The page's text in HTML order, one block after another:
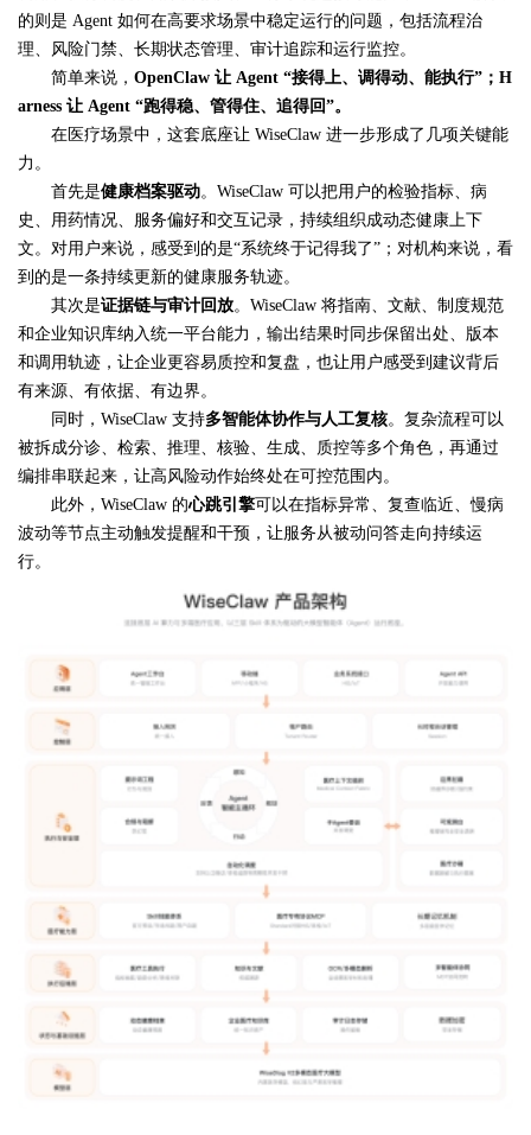
的则是 Agent 如何在高要求场景中稳定运行的问题，包括流程治
理、风险门禁、长期状态管理、审计追踪和运行监控。
简单来说， OpenClaw 让 Agent “接得上、调得动、能执行” ； H
arness 让 Agent “跑得稳、管得住、追得回”。
在医疗场景中，这套底座让 WiseClaw 进一步形成了几项关键能
力。
首先是健康档案驱动。WiseClaw 可以把用户的检验指标、病
史、用药情况、服务偏好和交互记录，持续组织成动态健康上下
文。对用户来说，感受到的是“系统终于记得我了”；对机构来说，看
到的是一条持续更新的健康服务轨迹。
其次是证据链与审计回放。WiseClaw 将指南、文献、制度规范
和企业知识库纳入统一平台能力，输出结果时同步保留出处、版本
和调用轨迹，让企业更容易质控和复盘，也让用户感受到建议背后
有来源、有依据、有边界。
同时，WiseClaw 支持多智能体协作与人工复核。复杂流程可以
被拆成分诊、检索、推理、核验、生成、质控等多个角色，再通过
编排串联起来，让高风险动作始终处在可控范围内。
此外，WiseClaw 的心跳引擎可以在指标异常、复查临近、慢病
波动等节点主动触发提醒和干预，让服务从被动问答走向持续运
行。